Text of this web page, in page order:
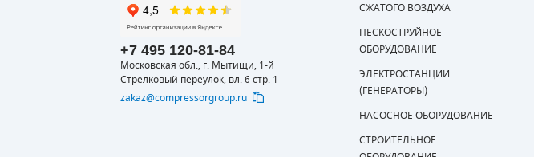
+7 495 120-81-84
Московская обл., г. Мытищи, 1-й
Стрелковый переулок, вл. 6 стр. 1
zakaz@compressorgroup.ru
СЖАТОГО ВОЗДУХА
ПЕСКОСТРУЙНОЕ
ОБОРУДОВАНИЕ
ЭЛЕКТРОСТАНЦИИ
(ГЕНЕРАТОРЫ)
НАСОСНОЕ ОБОРУДОВАНИЕ
СТРОИТЕЛЬНОЕ